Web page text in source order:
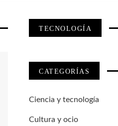
TECNOLOGÍA
CATEGORÍAS
Ciencia y tecnología
Cultura y ocio